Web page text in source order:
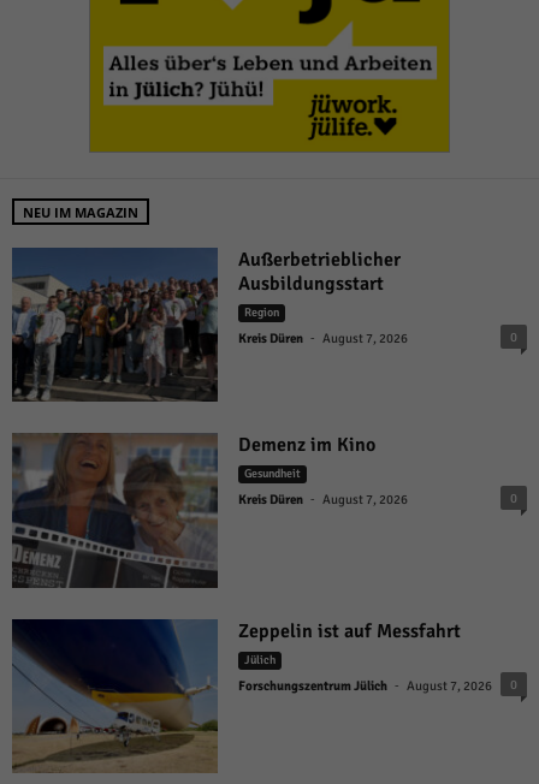
NEU IM MAGAZIN
Außerbetrieblicher
Ausbildungsstart
Region
Kreis Düren - August 7, 2026 0
Demenz im Kino
Gesundheit
Kreis Düren - August 7, 2026 0
Zeppelin ist auf Messfahrt
Jülich
Forschungszentrum Jülich - August 7, 2026 0